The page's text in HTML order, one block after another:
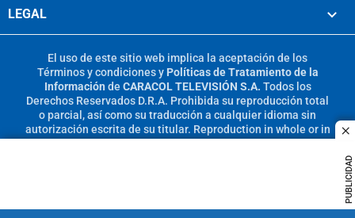
PUBLICIDAD
LEGAL
El uso de este sitio web implica la aceptación de los
Términos y condicionesy Políticas de Tratamiento de la
Información de CARACOL TELEVISIÓN S.A. Todos los
Derechos Reservados D.R.A. Prohibida su reproducción total
o parcial, así como su traducción a cualquier idioma sin
autorización escrita de su titular. Reproduction in whole or in